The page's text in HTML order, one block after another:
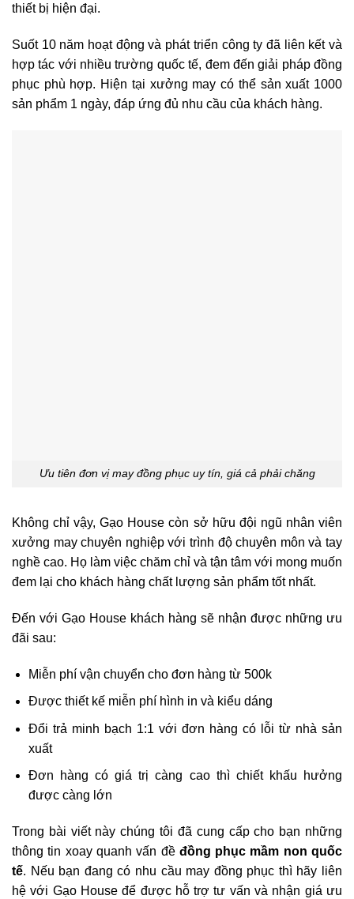
thiết bị hiện đại.
Suốt 10 năm hoạt động và phát triển công ty đã liên kết và
hợp tác với nhiều trường quốc tế, đem đến giải pháp đồng
phục phù hợp. Hiện tại xưởng may có thể sản xuất 1000
sản phẩm 1 ngày, đáp ứng đủ nhu cầu của khách hàng.
Ưu tiên đơn vị may đồng phục uy tín, giá cả phải chăng
Không chỉ vậy, Gạo House còn sở hữu đội ngũ nhân viên
xưởng may chuyên nghiệp với trình độ chuyên môn và tay
nghề cao. Họ làm việc chăm chỉ và tận tâm với mong muốn
đem lại cho khách hàng chất lượng sản phẩm tốt nhất.
Đến với Gạo House khách hàng sẽ nhận được những ưu
đãi sau:
Miễn phí vận chuyển cho đơn hàng từ 500k
Được thiết kế miễn phí hình in và kiểu dáng
Đổi trả minh bạch 1:1 với đơn hàng có lỗi từ nhà sản
xuất
Đơn hàng có giá trị càng cao thì chiết khấu hưởng
được càng lớn
Trong bài viết này chúng tôi đã cung cấp cho bạn những
thông tin xoay quanh vấn đề đồng phục mầm non quốc
tế. Nếu bạn đang có nhu cầu may đồng phục thì hãy liên
hệ với Gạo House để được hỗ trợ tư vấn và nhận giá ưu